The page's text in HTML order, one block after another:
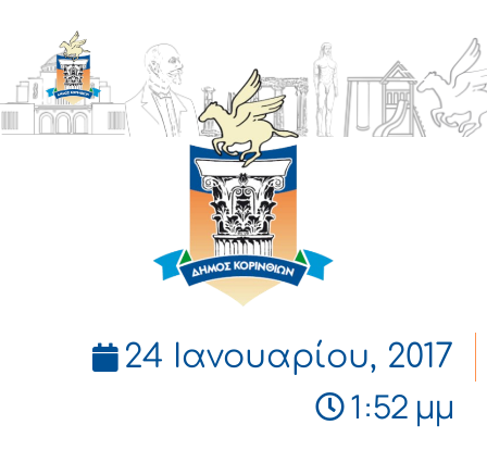
ΔΗΜΟΣ
ΚΟΡΙΝΘΙΩΝ
24 Ιανουαρίου, 2017
1:52 μμ